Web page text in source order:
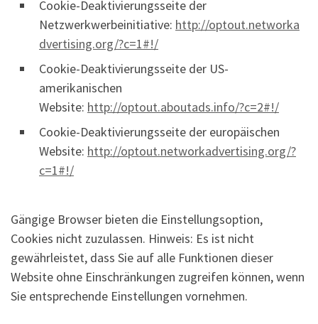
Cookie-Deaktivierungsseite der
Netzwerkwerbeinitiative: http://optout.networka
dvertising.org/?c=1#!/
Cookie-Deaktivierungsseite der US-
amerikanischen
Website: http://optout.aboutads.info/?c=2#!/
Cookie-Deaktivierungsseite der europäischen
Website: http://optout.networkadvertising.org/?
c=1#!/
Gängige Browser bieten die Einstellungsoption,
Cookies nicht zuzulassen. Hinweis: Es ist nicht
gewährleistet, dass Sie auf alle Funktionen dieser
Website ohne Einschränkungen zugreifen können, wenn
Sie entsprechende Einstellungen vornehmen.